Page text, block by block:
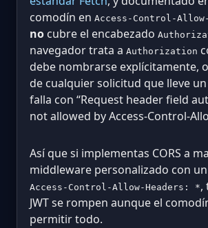
comodín en Access-Control-
no cubre el encabezado
navegador trata a Authorization
debe nombrarse explícitamente,
de cualquier solicitud que lleve
falla con “Request header field
not allowed by Access-Control-
Así que si implementas CORS a
middleware personalizado con
Access-Control-Allow-Headers: *,
JWT se rompen aunque el
permitir todo.